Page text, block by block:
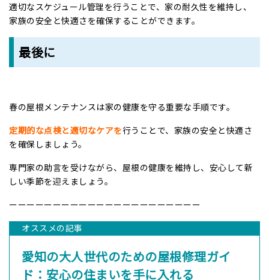
適切なスケジュール管理を行うことで、家の耐久性を維持し、
家族の安全と快適さを確保することができます。
最後に
春の屋根メンテナンスは家の健康を守る重要な手順です。
定期的な点検と適切なケアを行うことで、家族の安全と快適さ
を確保しましょう。
専門家の助言を受けながら、屋根の健康を維持し、安心して新
しい季節を迎えましょう。
ーーーーーーーーーーーーーーーーーーーーーー
オススメの記事
愛知の大人世代のための屋根修理ガイ
ド：安心の住まいを手に入れる